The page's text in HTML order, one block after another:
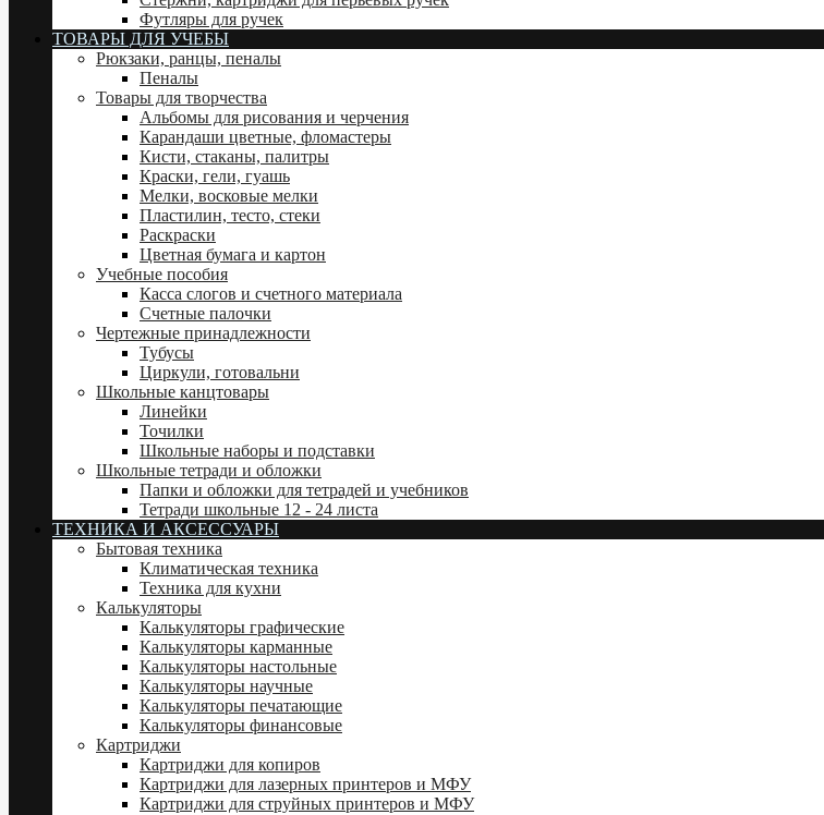
Футляры для ручек
ТОВАРЫ ДЛЯ УЧЕБЫ
Рюкзаки, ранцы, пеналы
Пеналы
Товары для творчества
Альбомы для рисования и черчения
Карандаши цветные, фломастеры
Кисти, стаканы, палитры
Краски, гели, гуашь
Мелки, восковые мелки
Пластилин, тесто, стеки
Раскраски
Цветная бумага и картон
Учебные пособия
Касса слогов и счетного материала
Счетные палочки
Чертежные принадлежности
Тубусы
Циркули, готовальни
Школьные канцтовары
Линейки
Точилки
Школьные наборы и подставки
Школьные тетради и обложки
Папки и обложки для тетрадей и учебников
Тетради школьные 12 - 24 листа
ТЕХНИКА И АКСЕССУАРЫ
Бытовая техника
Климатическая техника
Техника для кухни
Калькуляторы
Калькуляторы графические
Калькуляторы карманные
Калькуляторы настольные
Калькуляторы научные
Калькуляторы печатающие
Калькуляторы финансовые
Картриджи
Картриджи для копиров
Картриджи для лазерных принтеров и МФУ
Картриджи для струйных принтеров и МФУ